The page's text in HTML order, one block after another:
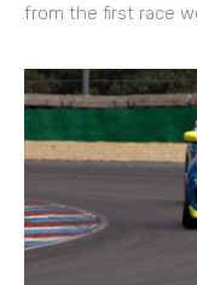
from the first race